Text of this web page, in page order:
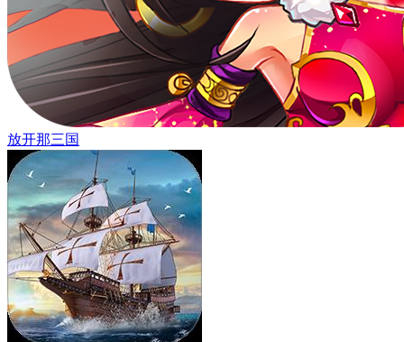
放开那三国